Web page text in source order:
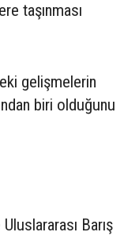
taşınması
gelişmelerin
biri olduğunu
Barış